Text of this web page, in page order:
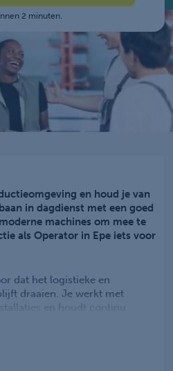
2 minuten.
en houd je van
in dagdienst met een goed
machines om mee te
als Operator in Epe iets voor
dat het logistieke en
draaien. Je werkt met
en houdt continu
en grijpt in wanneer dat nodig
Je werkt deels